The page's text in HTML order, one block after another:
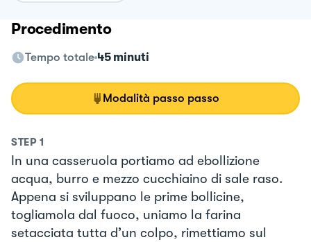
Procedimento
Tempo totale 45 minuti
Modalità passo passo
STEP 1
In una casseruola portiamo ad ebollizione
acqua, burro e mezzo cucchiaino di sale raso.
Appena si sviluppano le prime bollicine,
togliamola dal fuoco, uniamo la farina
setacciata tutta d’un colpo, rimettiamo sul